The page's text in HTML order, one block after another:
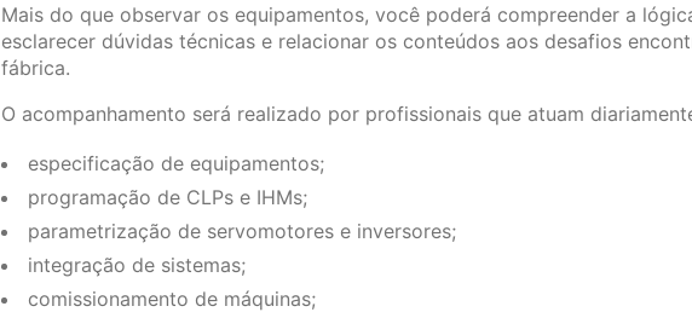
Mais do que observar os equipamentos, você poderá compreender a
esclarecer dúvidas técnicas e relacionar os conteúdos aos desafios
fábrica.
O acompanhamento será realizado por profissionais que atuam
especificação de equipamentos;
programação de CLPs e IHMs;
parametrização de servomotores e inversores;
integração de sistemas;
comissionamento de máquinas;